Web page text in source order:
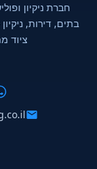
בתים, דירות,
ציוד